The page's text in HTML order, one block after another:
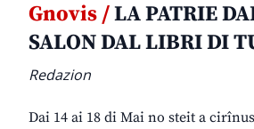
Gnovis /LA PATRIE
SALON DAL LIBRI DI
Redazion
Dai 14 ai 18 di Mai no steit a